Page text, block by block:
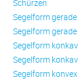
Schürzen
Se­gel­form ge­ra­de
Se­gel­form ge­ra­de
Se­gel­form konkav
Se­gel­form konkav
Se­gel­form konvex